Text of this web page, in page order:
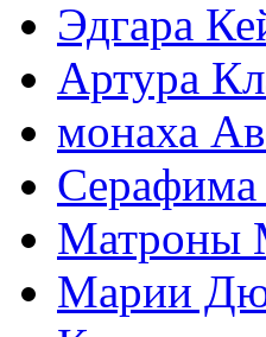
Эдгара
Артура
монаха
Серафима
Матроны
Марии